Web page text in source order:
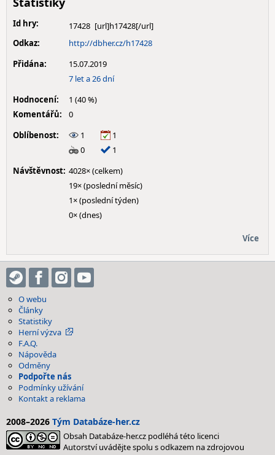
Id hry:
17428
Odkaz:
http://dbher.cz/h17428
Přidána:
15.07.2019
7 let a 26 dní
Hodnocení:
1 (40 %)
Komentářů:
0
Oblíbenost:
1
1
0
1
Návštěvnost: 4028× (celkem)
19× (poslední měsíc)
1× (poslední týden)
0× (dnes)
Více
O webu
Články
Statistiky
Herní výzva
F.A.Q.
Nápověda
Odměny
Podpořte nás
Podmínky užívání
Kontakt a reklama
2008–2026 Tým Databáze-her.cz
Obsah Databáze-her.cz podléhá této licenci
Autorství uvádějte spolu s odkazem na zdrojovou